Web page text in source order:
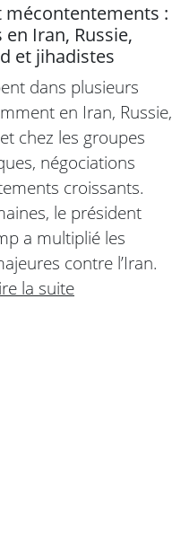
mécontentements :
Iran, Russie,
et jihadistes
dans plusieurs
en Iran, Russie,
chez les groupes
négociations
croissants.
le président
a multiplié les
contre l’Iran.
la suite